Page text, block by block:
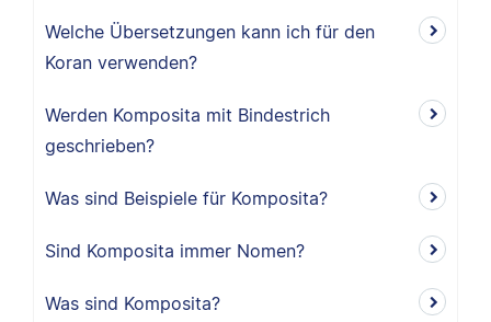
Welche Übersetzungen kann ich für den
Koran verwenden?
Werden Komposita mit Bindestrich
geschrieben?
Was sind Beispiele für Komposita?
Sind Komposita immer Nomen?
Was sind Komposita?